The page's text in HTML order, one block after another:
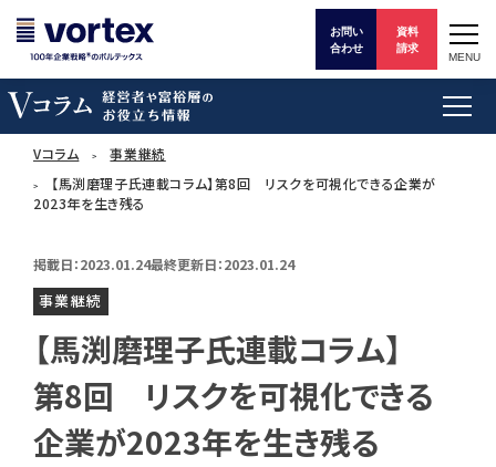
お問い
合わせ
資料
請求
MENU
Vコラム
事業継続
【馬渕磨理子氏連載コラム】第8回 リスクを可視化できる企業が
2023年を生き残る
掲載日：2023.01.24最終更新日：2023.01.24
事業継続
【馬渕磨理子氏連載コラム】
第8回 リスクを可視化できる
企業が2023年を生き残る